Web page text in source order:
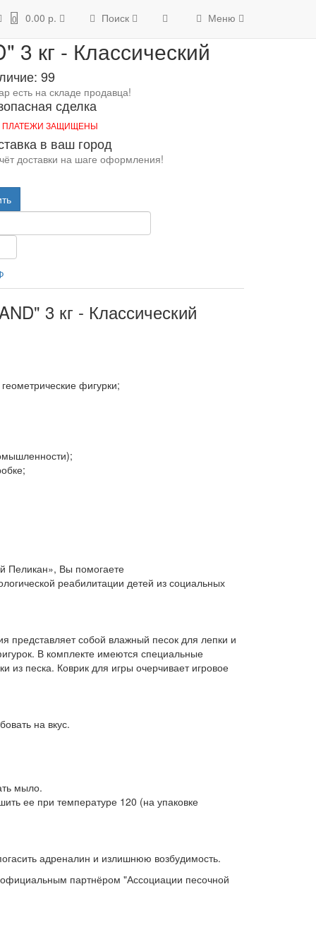
0 0.00 р. Поиск Меню
кг - Классический
3 кг - Классический
99
есть на складе продавца!
сделка
ПЛАТЕЖИ ЗАЩИЩЕНЫ
в ваш город
доставки на шаге оформления!
3 кг - Классический
фигурки;
Пеликан», Вы помогаете
реабилитации детей из социальных
представляет собой влажный песок для лепки и
В комплекте имеются специальные
песка. Коврик для игры очерчивает игровое
на вкус.
мыло.
ее при температуре 120 (на упаковке
адреналин и излишнюю возбудимость.
партнёром "Ассоциации песочной